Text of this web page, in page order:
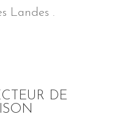
Landes .
DE